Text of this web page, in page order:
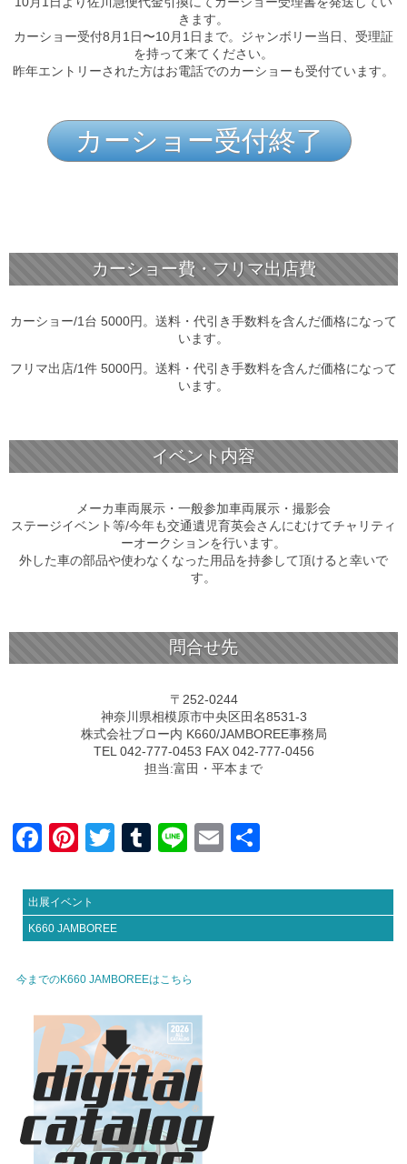
きます。
カーショー受付8月1日〜10月1日まで。ジャンボリー当日、受理証
を持って来てください。
昨年エントリーされた方はお電話でのカーショーも受付ています。
カーショー費・フリマ出店費
カーショー/1台 5000円。送料・代引き手数料を含んだ価格になって
います。
フリマ出店/1件 5000円。送料・代引き手数料を含んだ価格になって
います。
イベント内容
メーカ車両展示・一般参加車両展示・撮影会
ステージイベント等/今年も交通遺児育英会さんにむけてチャリティ
ーオークションを行います。
外した車の部品や使わなくなった用品を持参して頂けると幸いで
す。
問合せ先
〒252-0244
神奈川県相模原市中央区田名8531-3
株式会社ブロー内 K660/JAMBOREE事務局
TEL 042-777-0453 FAX 042-777-0456
担当:富田・平本まで
F
c
e
o
o
k
Pi
er
e
T
tt
er
T
m
bl
Li
e
E
ail
出展イベント
K660 JAMBOREE
今までのK660 JAMBOREEはこちら